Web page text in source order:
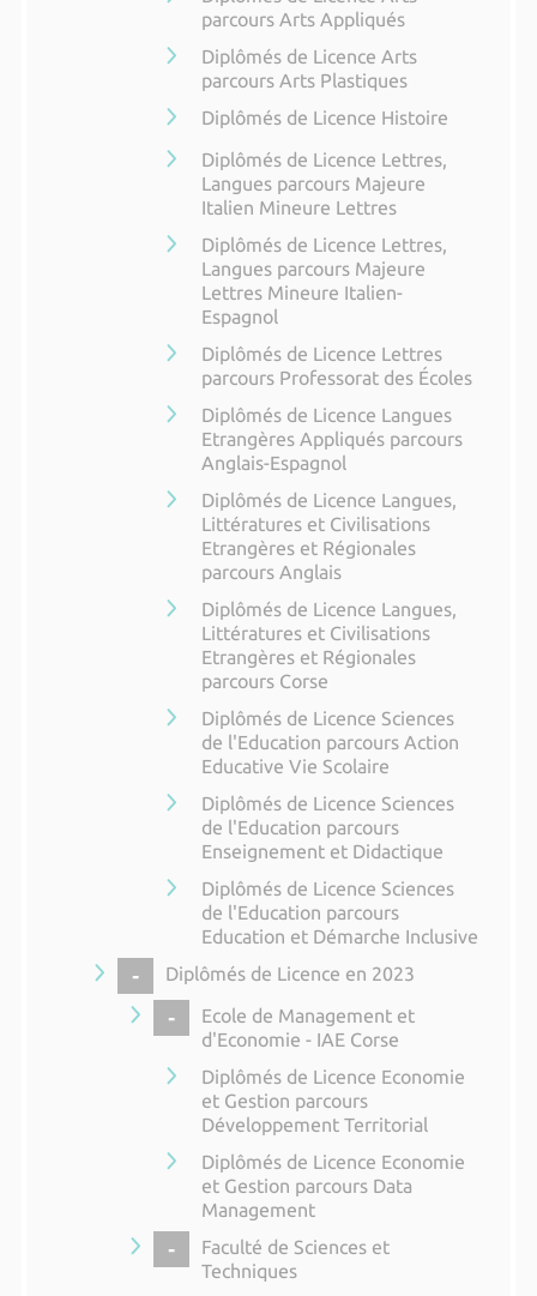
parcours Arts Appliqués
Diplômés de Licence Arts
parcours Arts Plastiques
Diplômés de Licence Histoire
Diplômés de Licence Lettres,
Langues parcours Majeure
Italien Mineure Lettres
Diplômés de Licence Lettres,
Langues parcours Majeure
Lettres Mineure Italien-
Espagnol
Diplômés de Licence Lettres
parcours Professorat des Écoles
Diplômés de Licence Langues
Etrangères Appliqués parcours
Anglais-Espagnol
Diplômés de Licence Langues,
Littératures et Civilisations
Etrangères et Régionales
parcours Anglais
Diplômés de Licence Langues,
Littératures et Civilisations
Etrangères et Régionales
parcours Corse
Diplômés de Licence Sciences
de l'Education parcours Action
Educative Vie Scolaire
Diplômés de Licence Sciences
de l'Education parcours
Enseignement et Didactique
Diplômés de Licence Sciences
de l'Education parcours
Education et Démarche Inclusive
COLLAPSE
Diplômés de Licence en 2023
COLLAPSE
Ecole de Management et
d'Economie - IAE Corse
Diplômés de Licence Economie
et Gestion parcours
Développement Territorial
Diplômés de Licence Economie
et Gestion parcours Data
Management
COLLAPSE
Faculté de Sciences et
Techniques